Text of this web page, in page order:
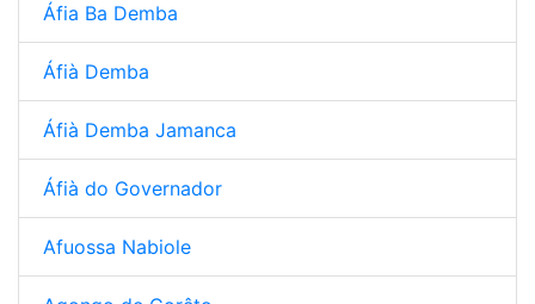
Áfia Ba Demba
Áfià Demba
Áfià Demba Jamanca
Áfià do Governador
Afuossa Nabiole